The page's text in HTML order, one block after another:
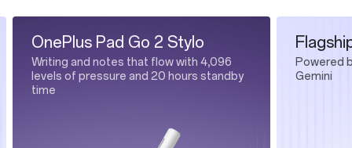
OnePlus Pad Go 2 Stylo
Writing and notes that flow with 4,096
levels of pressure and 20 hours standby
time
Powered
Gemini